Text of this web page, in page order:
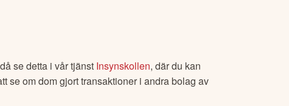
se detta i vår tjänst Insynskollen, där du kan
se om dom gjort transaktioner i andra bolag av